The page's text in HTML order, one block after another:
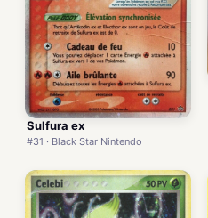
Sulfura ex
#31 · Black Star Nintendo